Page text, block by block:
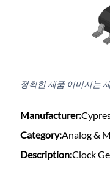
정확한 제품 이미지는
Manufacturer:
Category:Analog &
Description:Clock